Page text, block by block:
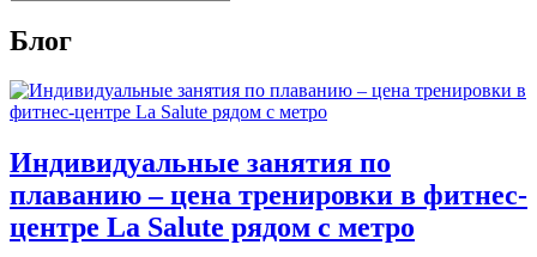
Блог
Индивидуальные занятия по
плаванию – цена тренировки в фитнес-
центре La Salute рядом с метро